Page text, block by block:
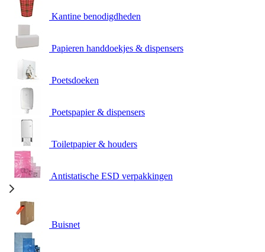
Kantine benodigdheden
Papieren handdoekjes & dispensers
Poetsdoeken
Poetspapier & dispensers
Toiletpapier & houders
Antistatische ESD verpakkingen
Buisnet